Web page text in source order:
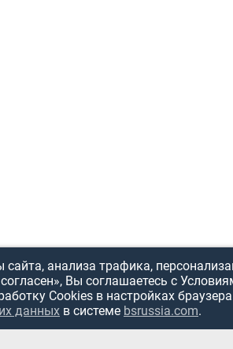
анализа трафика,
Вы соглашаетесь с
Cookies в настройках
данных в системе bsrussia.com.